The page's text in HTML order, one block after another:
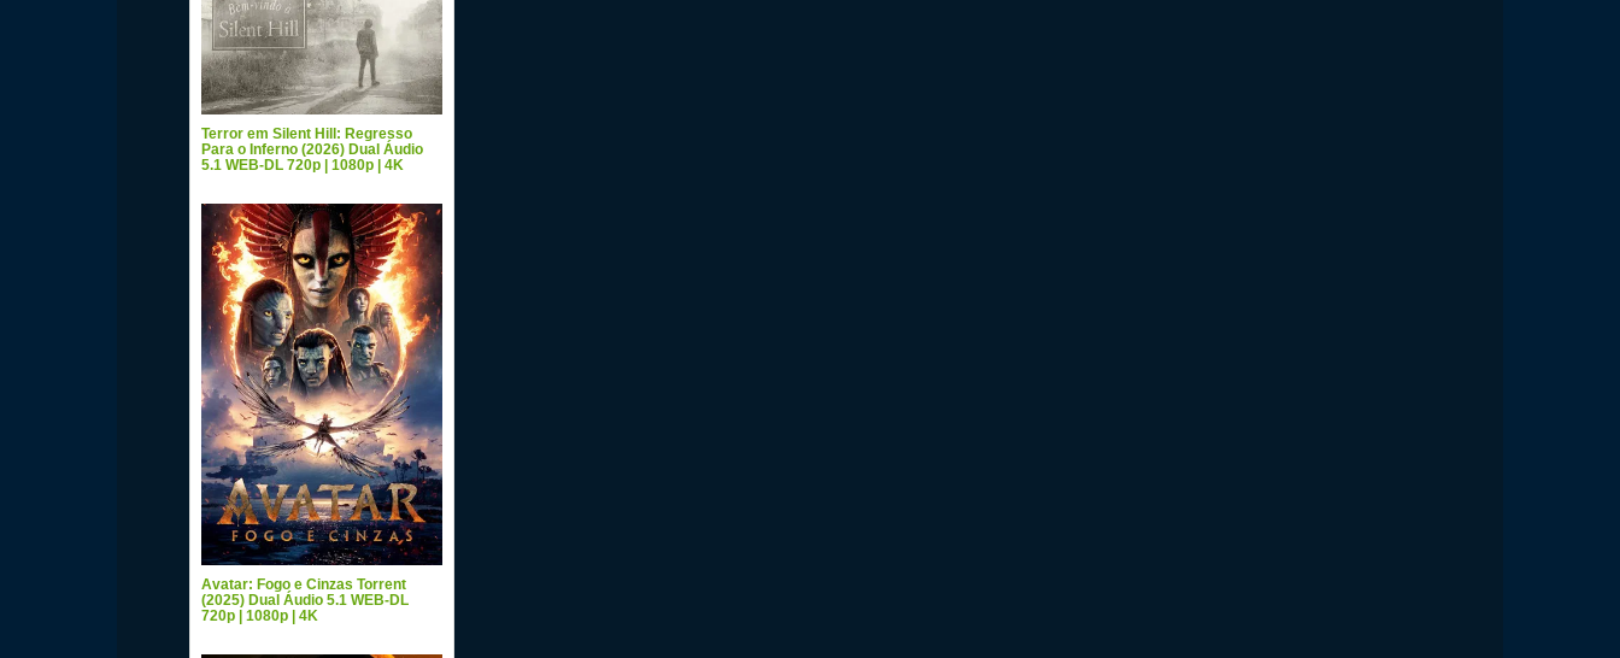
Terror em Silent Hill: Regresso
Para o Inferno (2026) Dual Áudio
5.1 WEB-DL 720p | 1080p | 4K
Avatar: Fogo e Cinzas Torrent
(2025) Dual Áudio 5.1 WEB-DL
720p | 1080p | 4K